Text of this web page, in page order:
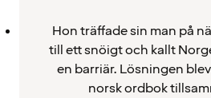
Hon träffade sin man på
till ett snöigt och kallt
en barriär. Lösningen
norsk ordbok